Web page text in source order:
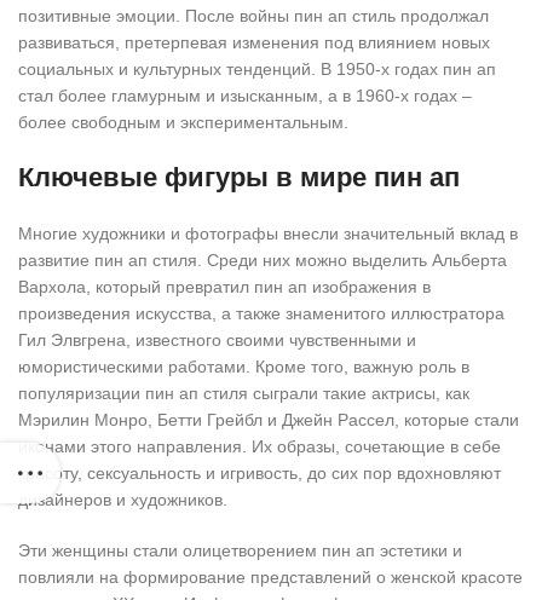
позитивные эмоции. После войны пин ап стиль продолжал
развиваться, претерпевая изменения под влиянием новых
социальных и культурных тенденций. В 1950-х годах пин ап
стал более гламурным и изысканным, а в 1960-х годах –
более свободным и экспериментальным.
Ключевые фигуры в мире пин ап
Многие художники и фотографы внесли значительный вклад в
развитие пин ап стиля. Среди них можно выделить Альберта
Вархола, который превратил пин ап изображения в
произведения искусства, а также знаменитого иллюстратора
Гил Элвгрена, известного своими чувственными и
юмористическими работами. Кроме того, важную роль в
популяризации пин ап стиля сыграли такие актрисы, как
Мэрилин Монро, Бетти Грейбл и Джейн Рассел, которые стали
иконами этого направления. Их образы, сочетающие в себе
красоту, сексуальность и игривость, до сих пор вдохновляют
дизайнеров и художников.
Эти женщины стали олицетворением пин ап эстетики и
повлияли на формирование представлений о женской красоте